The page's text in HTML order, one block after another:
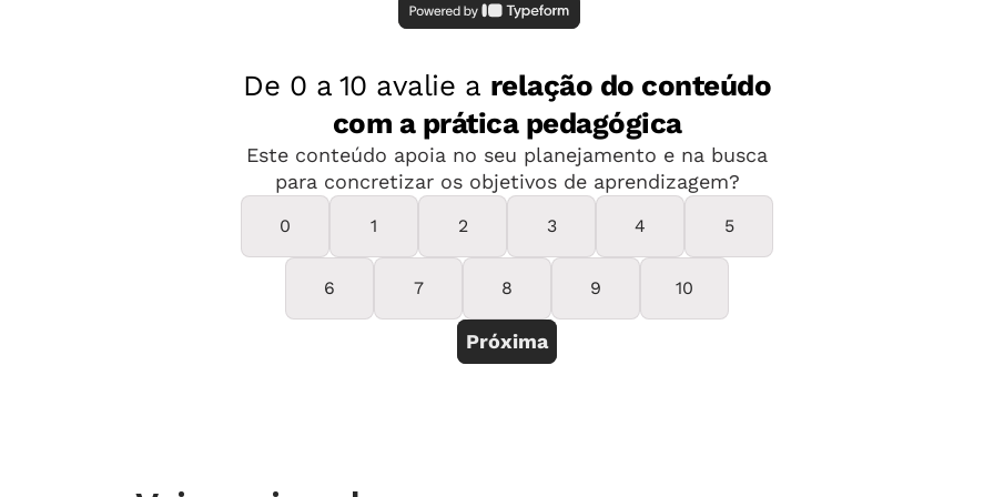
componentes curriculares”, comenta.
CONFIRA PLANOS DE AULA GRATUITOS
COM SUGESTÕES DE USO REMOTO
questões raciais
ajuda na valorização da cultura afro-
brasileira e indígena como componentes nacionais. Além disso, incentiva os
alunos a eliminarem ideias preconcebidas e combate preconceitos
aprendidos em sociedade e, muitas vezes, replicados no ambiente escolar.
Os benefícios desse aprendizado são de todos os alunos.